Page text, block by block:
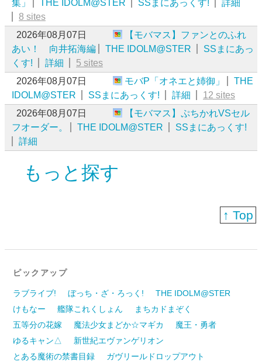
集」
THE IDOLM@STER SSまにあっくす!
詳細
8 sites
2026年08月07日
【モバマス】ファンとのふれ
あい！ 向井拓海編
THE IDOLM@STER
SSまにあっ
くす!
詳細
5 sites
2026年08月07日
モバP「オネエと姉御」
THE
IDOLM@STER
SSまにあっくす! 詳細
12 sites
2026年08月07日
【モバマス】ぷちかれVSセル
フオーダー。
THE IDOLM@STER
SSまにあっくす!
詳細
もっと探す
↑ Top
ピックアップ
ラブライブ! ぼっち・ざ・ろっく!
THE IDOLM@STER
けもなー
艦隊これくしょん
まちカドまぞく
五等分の花嫁
魔法少女まどか☆マギカ
魔王・勇者
ゆるキャン△
新世紀エヴァンゲリオン
とある魔術の禁書目録
ガヴリールドロップアウト